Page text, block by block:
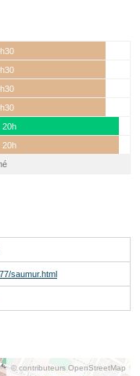
20h
20h
saumur.html
© contributeurs OpenStreetMap